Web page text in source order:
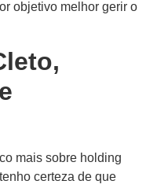
objetivo melhor gerir o
mais sobre holding
certeza de que